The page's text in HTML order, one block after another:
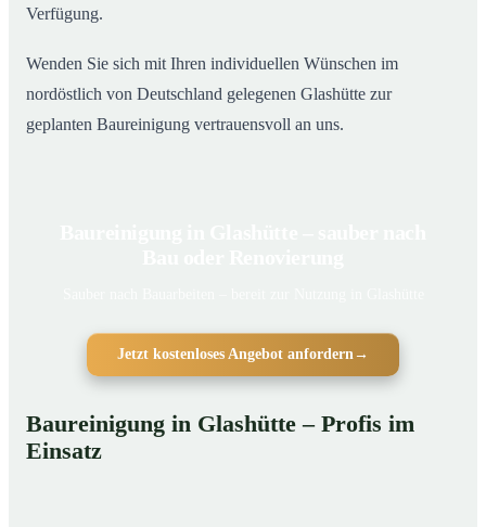
Verfügung.
Wenden Sie sich mit Ihren individuellen Wünschen im
nordöstlich von Deutschland gelegenen Glashütte zur
geplanten Baureinigung vertrauensvoll an uns.
Jetzt kostenloses Angebot anfordern→
Baureinigung in Glashütte – Profis im
Einsatz